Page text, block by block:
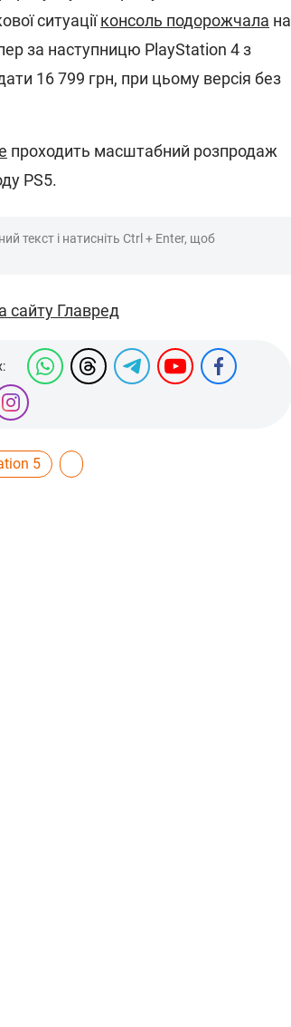
ситуаціїконсоль подорожчала на
за наступницю PlayStation 4 з
16 799 грн, при цьому версія без
проходить масштабний розпродаж
PS5.
текст і натисніть Ctrl + Enter, щоб
сайту Главред
5